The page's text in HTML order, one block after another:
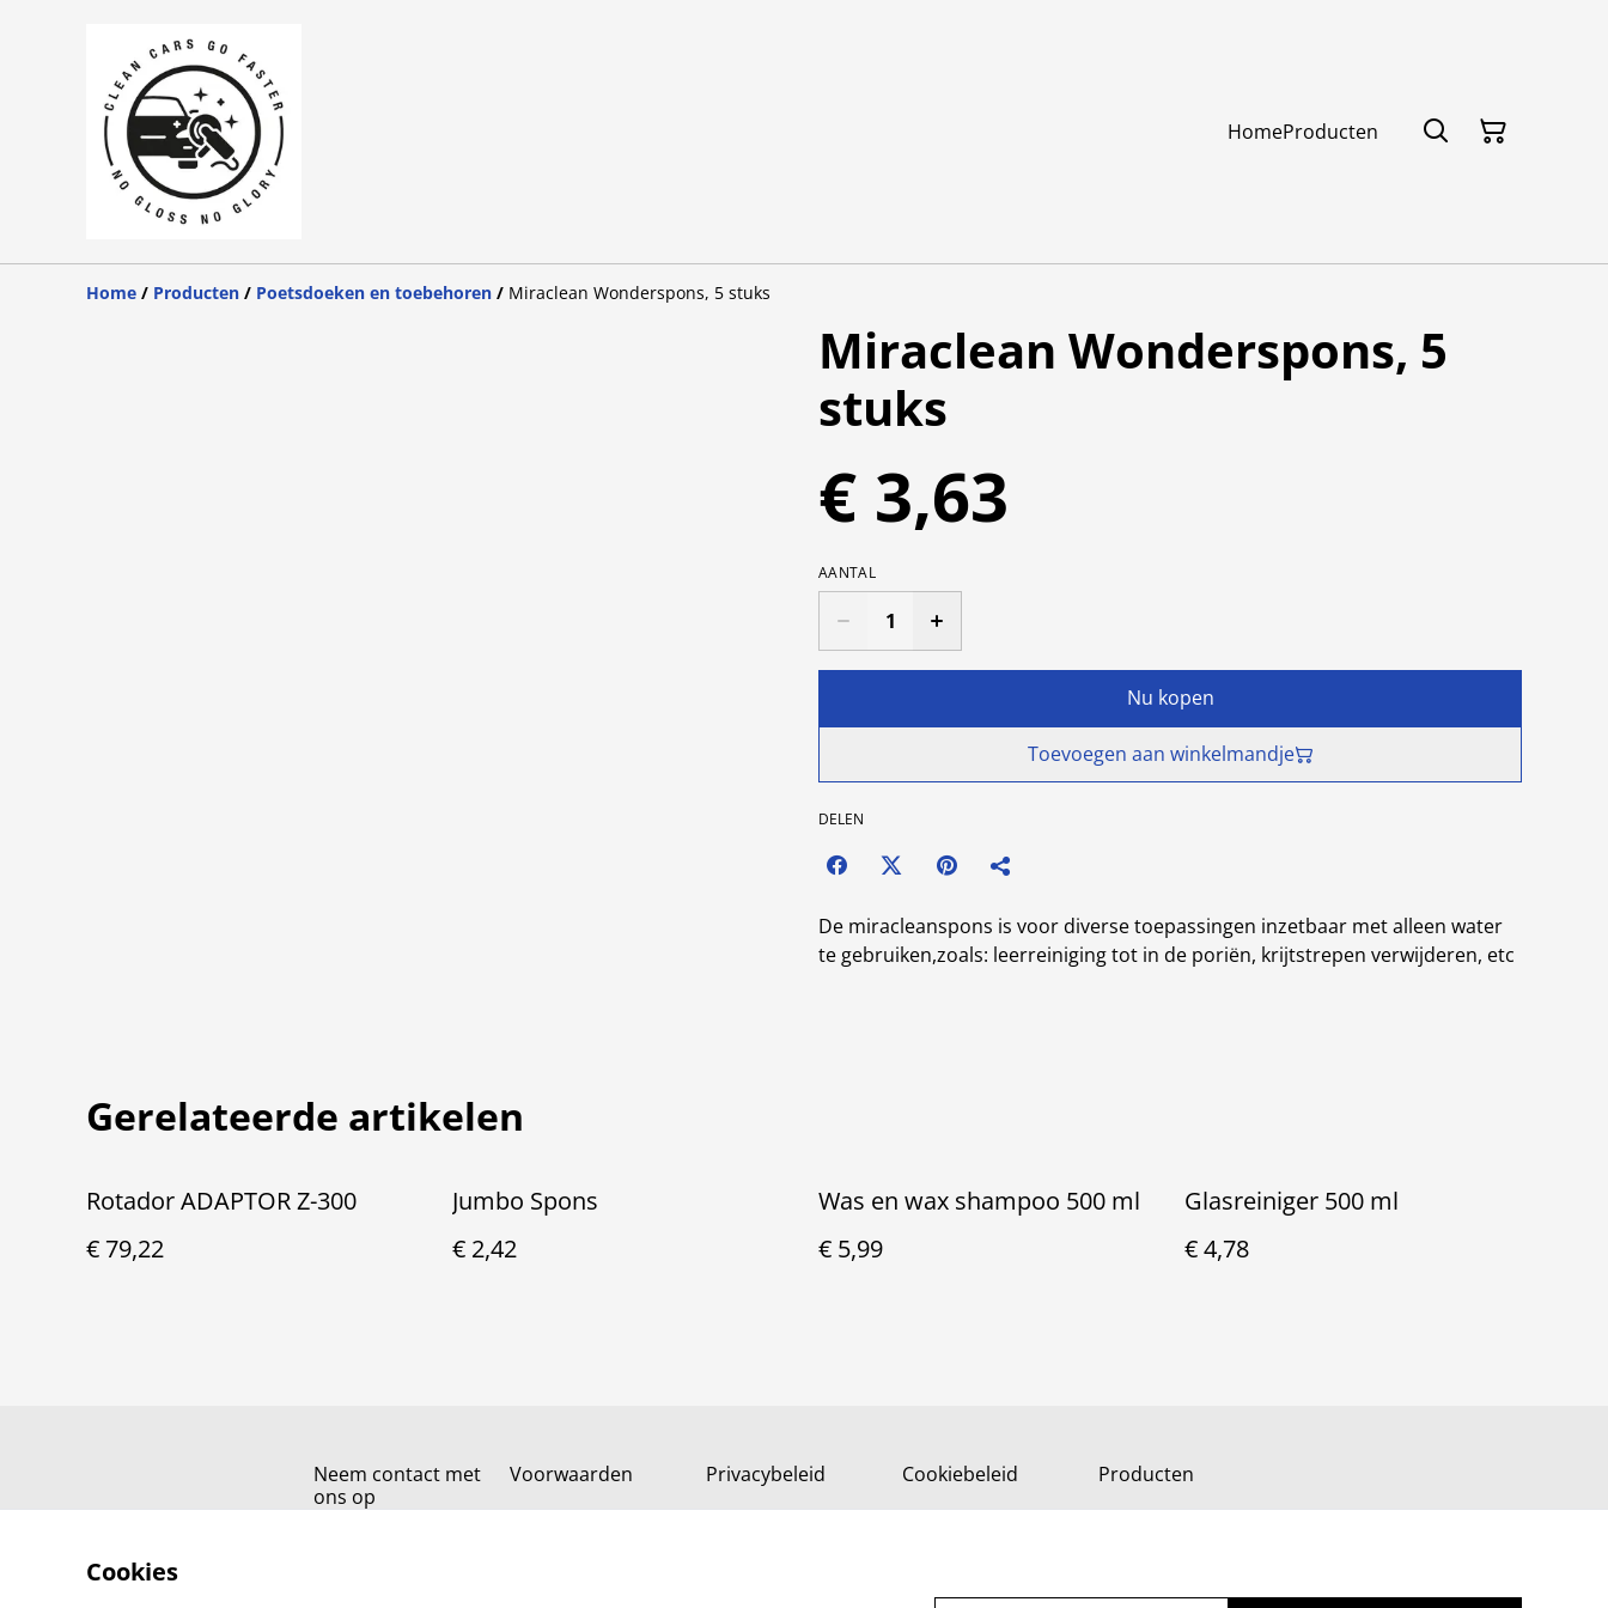
HomeProducten
Home / Producten / Poetsdoeken en toebehoren / Miraclean Wonderspons, 5 stuks
Miraclean Wonderspons, 5
stuks
€ 3,63
AANTAL
Nu kopen
Toevoegen aan winkelmandje
DELEN
De miracleanspons is voor diverse toepassingen inzetbaar met alleen water
te gebruiken,zoals: leerreiniging tot in de poriën, krijtstrepen verwijderen, etc
Gerelateerde artikelen
Rotador ADAPTOR Z-300
€ 79,22
Jumbo Spons
€ 2,42
Was en wax shampoo 500 ml
€ 5,99
Glasreiniger 500 ml
€ 4,78
Neem contact met
ons op
Voorwaarden Privacybeleid Cookiebeleid Producten
Cookies